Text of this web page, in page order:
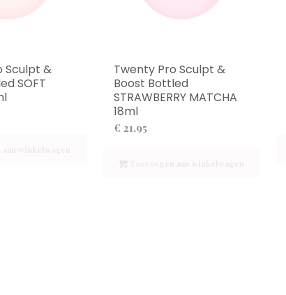
Sculpt &
SOFT
Twenty Pro Sculpt &
Boost Bottled
STRAWBERRY MATCHA
18ml
€ 21,95